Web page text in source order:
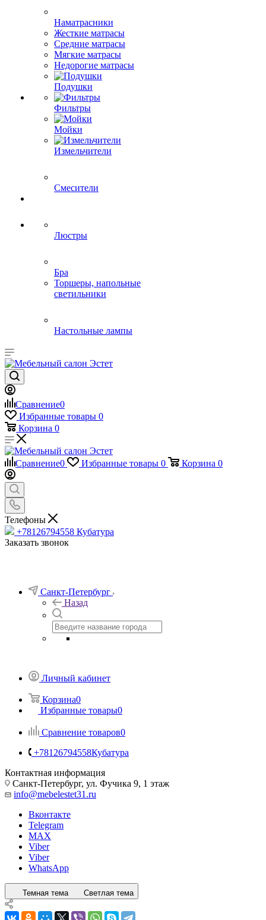
Наматрасники
Жесткие матрасы
Средние матрасы
Мягкие матрасы
Недорогие матрасы
Подушки
Фильтры
Мойки
Измельчители
Смесители
Люстры
Бра
Торшеры, напольные
светильники
Настольные лампы
Сравнение0
Избранные товары 0
Корзина 0
Сравнение0 Избранные товары 0 Корзина 0
Телефоны
+78126794558 Кубатура
Заказать звонок
Санкт-Петербург
Назад
Личный кабинет
Корзина0
Избранные товары0
Сравнение товаров0
+78126794558Кубатура
Контактная информация
Санкт-Петербург, ул. Фучика 9, 1 этаж
info@mebelestet31.ru
Вконтакте
Telegram
MAX
Viber
Viber
WhatsApp
Темная тема Светлая тема